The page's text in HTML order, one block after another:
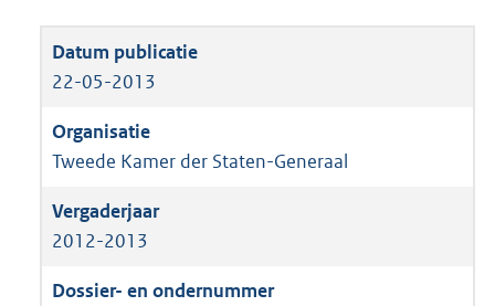
22-05-2013
Tweede Kamer der Staten-Generaal
2012-2013